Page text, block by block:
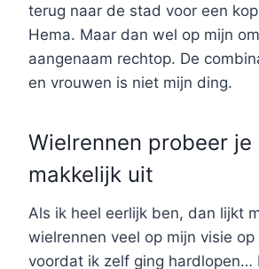
terug naar de stad voor een
Hema. Maar dan wel op mijn
aangenaam rechtop. De
en vrouwen is niet mijn ding.
Wielrennen probeer je
makkelijk uit
Als ik heel eerlijk ben, dan lijkt
wielrennen veel op mijn visie op
voordat ik zelf ging hardlopen…